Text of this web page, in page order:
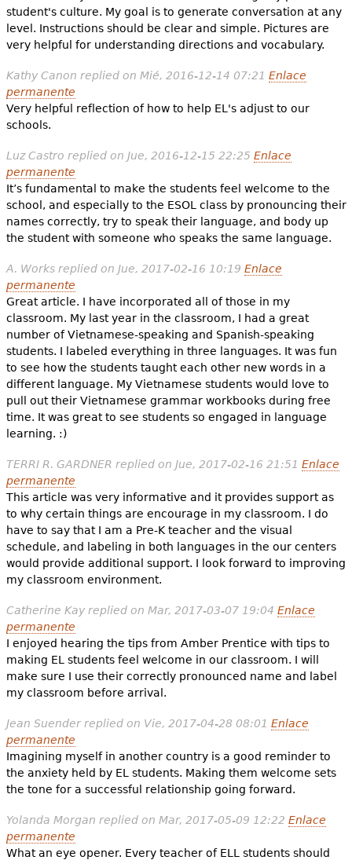
student's culture. My goal is to generate conversation at any
level. Instructions should be clear and simple. Pictures are
very helpful for understanding directions and vocabulary.
Kathy Canon replied on Mié, 2016-12-14 07:21 Enlace
permanente
Very helpful reflection of how to help EL's adjust to our
schools.
Luz Castro replied on Jue, 2016-12-15 22:25 Enlace
permanente
It’s fundamental to make the students feel welcome to the
school, and especially to the ESOL class by pronouncing their
names correctly, try to speak their language, and body up
the student with someone who speaks the same language.
A. Worksreplied on Jue, 2017-02-16 10:19 Enlace
permanente
Great article. I have incorporated all of those in my
classroom. My last year in the classroom, I had a great
number of Vietnamese-speaking and Spanish-speaking
students. I labeled everything in three languages. It was fun
to see how the students taught each other new words in a
different language. My Vietnamese students would love to
pull out their Vietnamese grammar workbooks during free
time. It was great to see students so engaged in language
learning. :)
TERRI R. GARDNER replied on Jue, 2017-02-16 21:51 Enlace
permanente
This article was very informative and it provides support as
to why certain things are encourage in my classroom. I do
have to say that I am a Pre-K teacher and the visual
schedule, and labeling in both languages in the our centers
would provide additional support. I look forward to improving
my classroom environment.
Catherine Kayreplied on Mar, 2017-03-07 19:04 Enlace
permanente
I enjoyed hearing the tips from Amber Prentice with tips to
making EL students feel welcome in our classroom. I will
make sure I use their correctly pronounced name and label
my classroom before arrival.
Jean Suenderreplied on Vie, 2017-04-28 08:01 Enlace
permanente
Imagining myself in another country is a good reminder to
the anxiety held by EL students. Making them welcome sets
the tone for a successful relationship going forward.
Yolanda Morgan replied on Mar, 2017-05-09 12:22 Enlace
permanente
What an eye opener. Every teacher of ELL students should